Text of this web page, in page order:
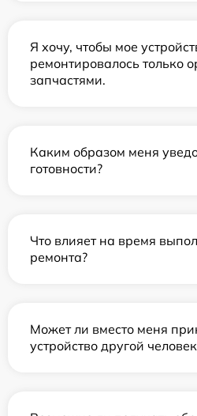
Я хочу, чтобы мое
ремонтировалось только
запчастями.
Каким образом меня
готовности?
Что влияет на время
ремонта?
Может ли вместо меня
устройство другой